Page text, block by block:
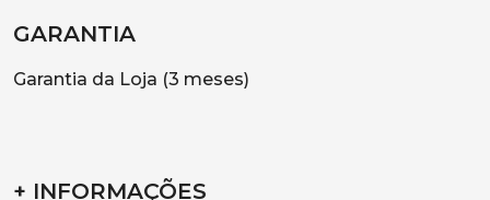
GARANTIA
Garantia da Loja (3 meses)
+ INFORMAÇÕES